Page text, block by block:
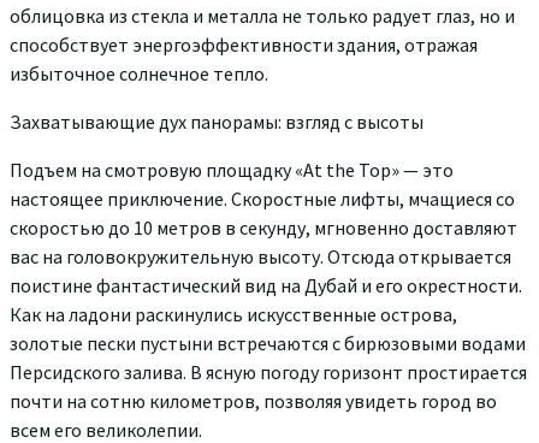
облицовка из стекла и металла не только радует глаз, но и
способствует энергоэффективности здания, отражая
избыточное солнечное тепло.
Захватывающие дух панорамы: взгляд с высоты
Подъем на смотровую площадку «At the Top» — это
настоящее приключение. Скоростные лифты, мчащиеся со
скоростью до 10 метров в секунду, мгновенно доставляют
вас на головокружительную высоту. Отсюда открывается
поистине фантастический вид на Дубай и его окрестности.
Как на ладони раскинулись искусственные острова,
золотые пески пустыни встречаются с бирюзовыми водами
Персидского залива. В ясную погоду горизонт простирается
почти на сотню километров, позволяя увидеть город во
всем его великолепии.